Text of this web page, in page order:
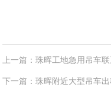
上一篇：珠晖工地急用吊车
下一篇：珠晖附近大型吊车